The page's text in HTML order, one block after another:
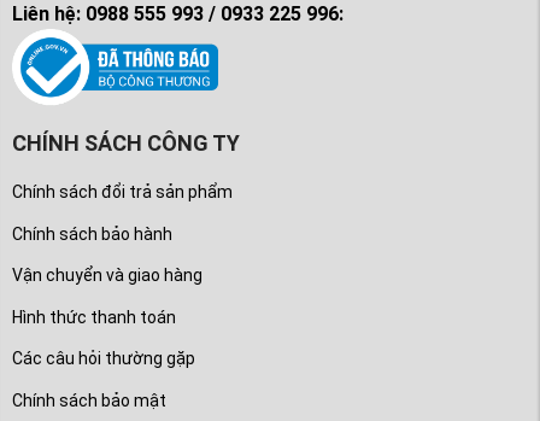
Liên hệ: 0988 555 993 / 0933 225 996:
CHÍNH SÁCH CÔNG TY
Chính sách đổi trả sản phẩm
Chính sách bảo hành
Vận chuyển và giao hàng
Hình thức thanh toán
Các câu hỏi thường gặp
Chính sách bảo mật